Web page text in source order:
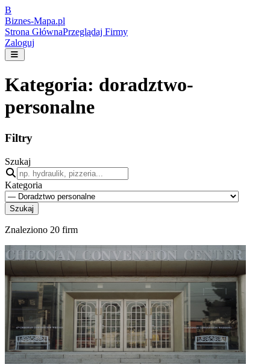
B
Biznes-Mapa.pl
Strona GłównaPrzeglądaj Firmy
Zaloguj
Kategoria: doradztwo-
personalne
Filtry
Szukaj
Kategoria
Szukaj
Znaleziono 20 firm